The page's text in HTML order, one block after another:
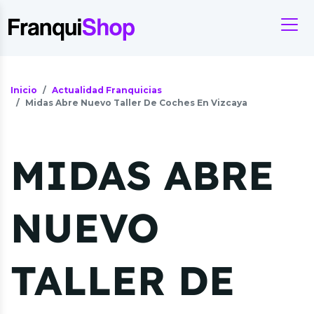
Inicio
Actualidad Franquicias
Midas Abre Nuevo Taller De Coches En Vizcaya
MIDAS ABRE
NUEVO
TALLER DE